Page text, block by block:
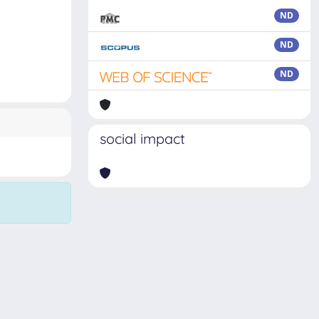
ND
ND
ND
social impact